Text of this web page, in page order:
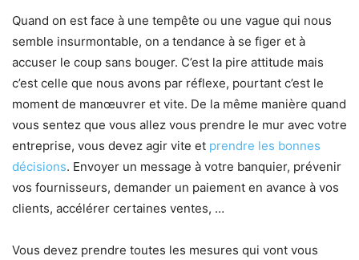
Quand on est face à une tempête ou une vague qui nous
semble insurmontable, on a tendance à se figer et à
accuser le coup sans bouger. C’est la pire attitude mais
c’est celle que nous avons par réflexe, pourtant c’est le
moment de manœuvrer et vite. De la même manière quand
vous sentez que vous allez vous prendre le mur avec votre
entreprise, vous devez agir vite et prendre les bonnes
décisions. Envoyer un message à votre banquier, prévenir
vos fournisseurs, demander un paiement en avance à vos
clients, accélérer certaines ventes, …
Vous devez prendre toutes les mesures qui vont vous